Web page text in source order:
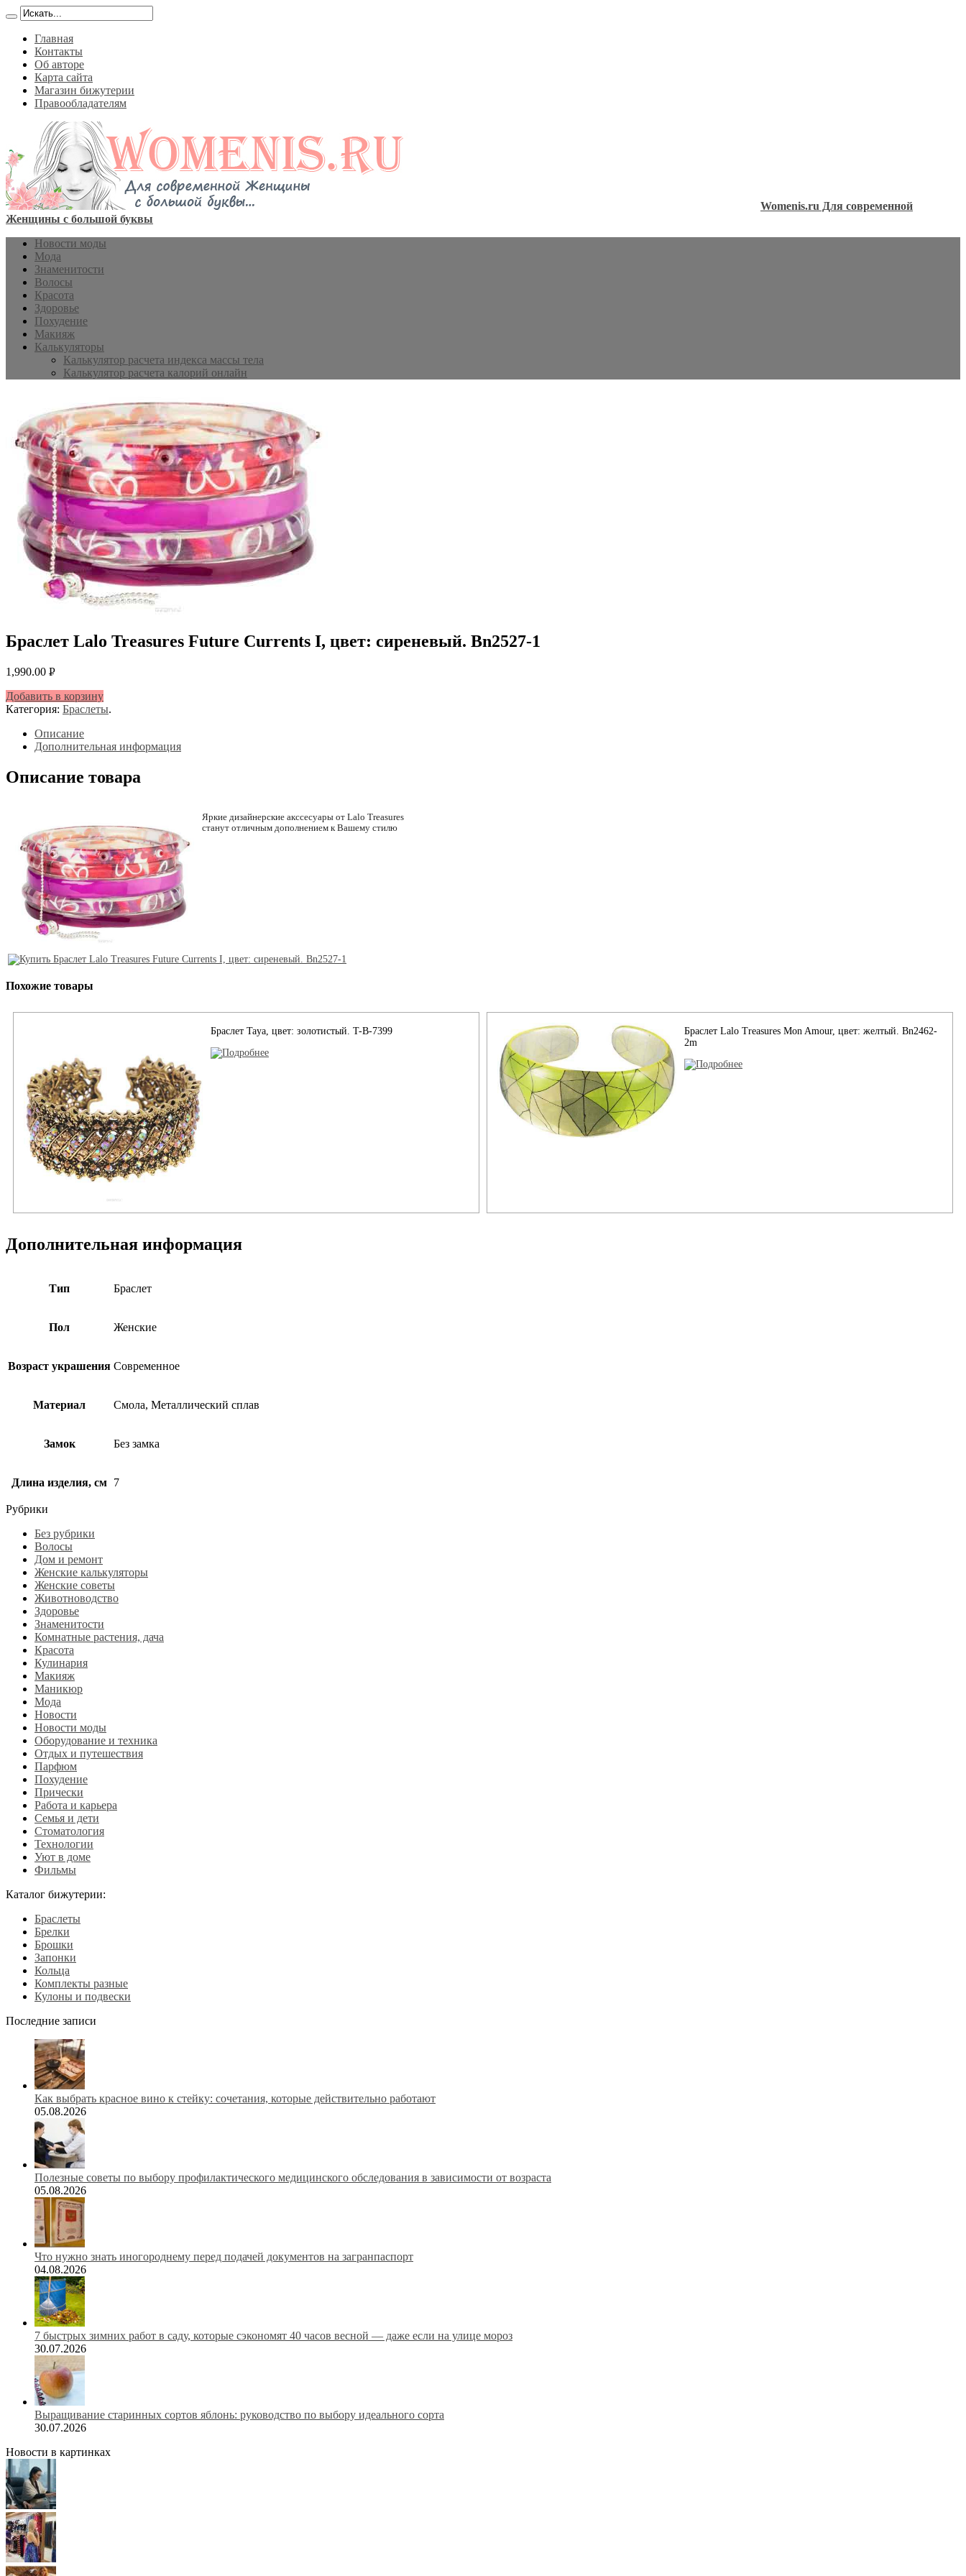
Главная
Контакты
Об авторе
Карта сайта
Магазин бижутерии
Правообладателям
Womenis.ru Для современной
Женщины с большой буквы
Новости моды
Мода
Знаменитости
Волосы
Красота
Здоровье
Похудение
Макияж
Калькуляторы
Калькулятор расчета индекса массы тела
Калькулятор расчета калорий онлайн
Браслет Lalo Treasures Future Currents I, цвет: сиреневый. Bn2527-1
1,990.00 Р
Добавить в корзину
Категория: Браслеты.
Описание
Дополнительная информация
Описание товара
Яркие дизайнерские акссесуары от Lalo Treasures
станут отличным дополнением к Вашему стилю
Похожие товары
Браслет Taya, цвет: золотистый. T-B-7399
Браслет Lalo Treasures Mon Amour, цвет: желтый. Bn2462-
2m
Дополнительная информация
Тип Браслет
Пол Женские
Возраст украшения Современное
Материал Смола, Металлический сплав
Замок Без замка
Длина изделия, см 7
Рубрики
Без рубрики
Волосы
Дом и ремонт
Женские калькуляторы
Женские советы
Животноводство
Здоровье
Знаменитости
Комнатные растения, дача
Красота
Кулинария
Макияж
Маникюр
Мода
Новости
Новости моды
Оборудование и техника
Отдых и путешествия
Парфюм
Похудение
Прически
Работа и карьера
Семья и дети
Стоматология
Технологии
Уют в доме
Фильмы
Каталог бижутерии:
Браслеты
Брелки
Брошки
Запонки
Кольца
Комплекты разные
Кулоны и подвески
Последние записи
Как выбрать красное вино к стейку: сочетания, которые действительно работают
05.08.2026
Полезные советы по выбору профилактического медицинского обследования в зависимости от возраста
05.08.2026
Что нужно знать иногороднему перед подачей документов на загранпаспорт
04.08.2026
7 быстрых зимних работ в саду, которые сэкономят 40 часов весной — даже если на улице мороз
30.07.2026
Выращивание старинных сортов яблонь: руководство по выбору идеального сорта
30.07.2026
Новости в картинках